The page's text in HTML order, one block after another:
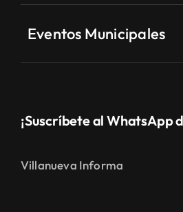
Eventos Municipales
¡Suscríbete al WhatsApp
Villanueva Informa